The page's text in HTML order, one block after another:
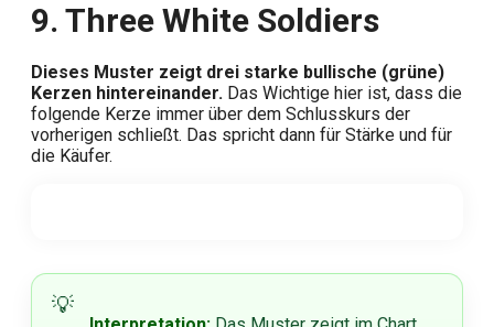
9. Three White Soldiers
Dieses Muster zeigt drei starke bullische (grüne)
Kerzen hintereinander. Das Wichtige hier ist, dass die
folgende Kerze immer über dem Schlusskurs der
vorherigen schließt. Das spricht dann für Stärke und für
die Käufer.